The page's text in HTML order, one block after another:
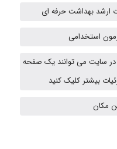
arman.m
استخدامی
سایت می توانند یک صفحه
بیشتر کلیک کنید
مکان